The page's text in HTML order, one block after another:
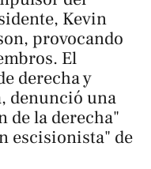
Kevin
provocando
El
derecha y
denunció una
de la derecha"
escisionista" de